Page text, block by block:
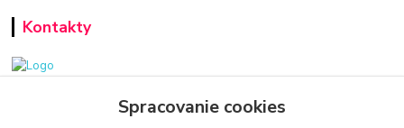
Kontakty
www.zariadenie-firmy.skSpracovanie cookies